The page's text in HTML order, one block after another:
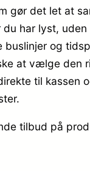
gør det let at
du har lyst,
og
at vælge den
til kassen
tilbud på